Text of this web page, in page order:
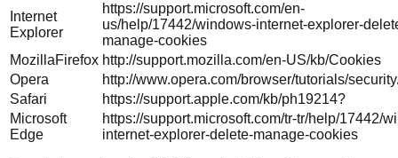
Internet
Explorer
https://support.microsoft.com/en-
us/help/17442/windows-internet-explorer-
manage-cookies
MozillaFirefox http://support.mozilla.com/en-US/kb/Cookies
Opera
http://www.opera.com/browser/tutorials/
Safari
https://support.apple.com/kb/ph19214?
Microsoft
Edge
https://support.microsoft.com/tr-tr/help/17442/
internet-explorer-delete-manage-cookies